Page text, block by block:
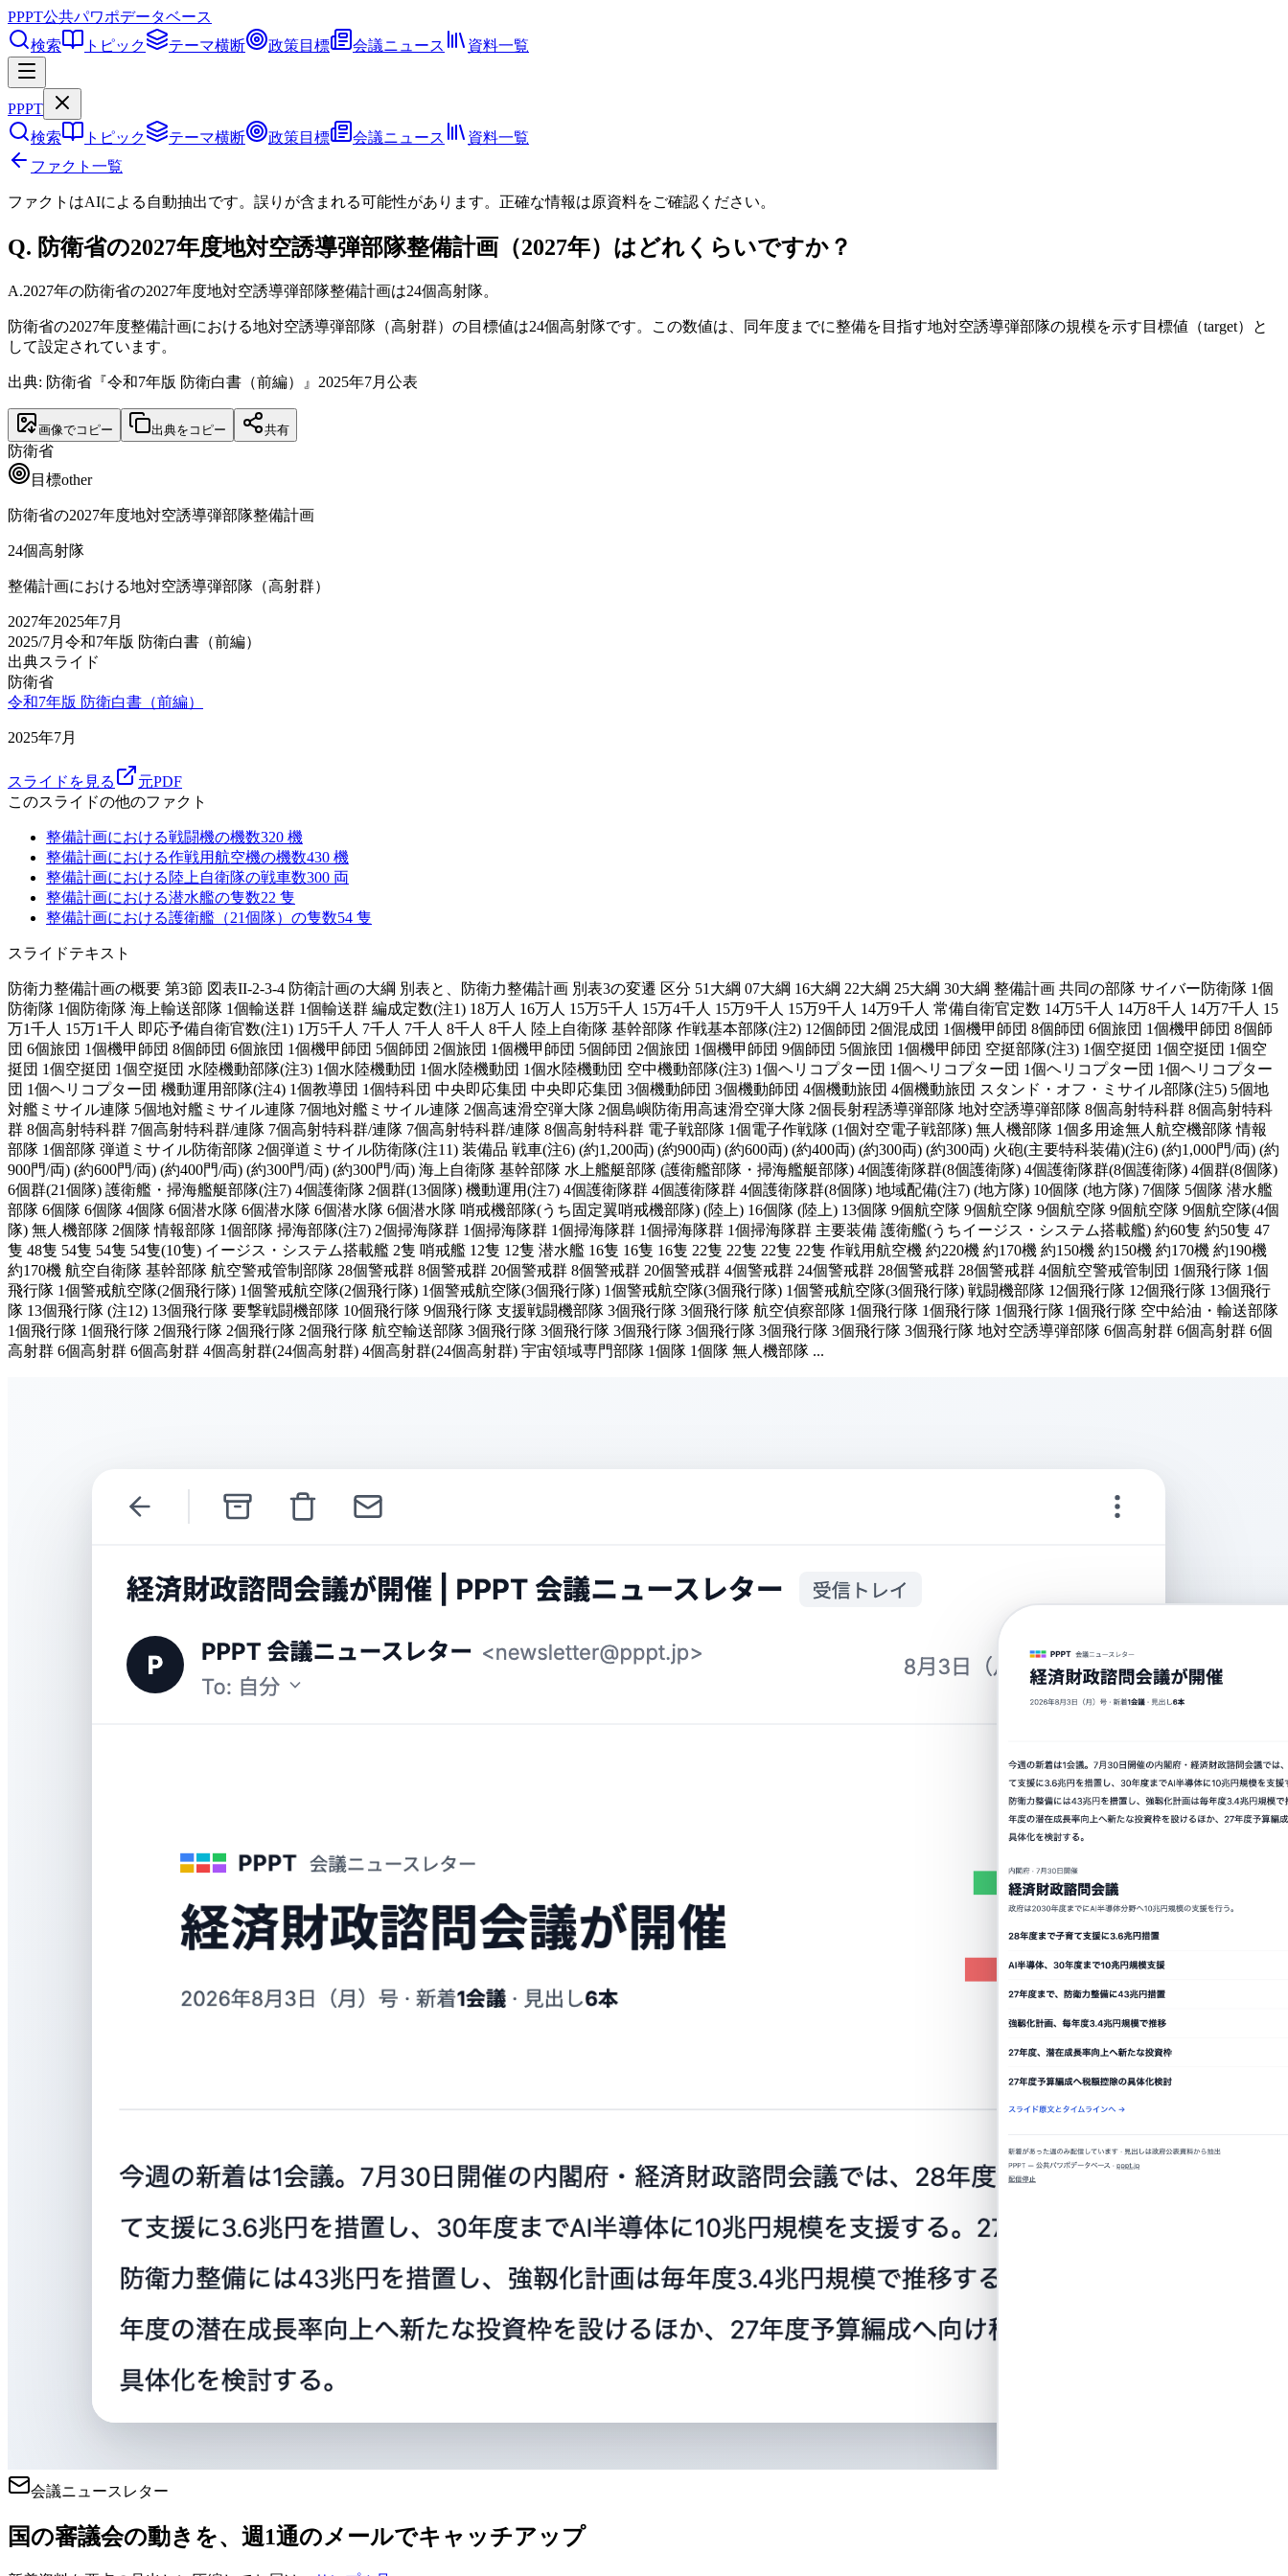
PPPT公共パワポデータベース
検索
トピック テーマ横断 政策目標 会議ニュース 資料一覧
PPPT
検索
トピック テーマ横断 政策目標 会議ニュース
資料一覧
ファクト一覧
ファクトはAIによる自動抽出です。誤りが含まれる可能性があります。正確な情報は原資料をご確認ください。
Q. 防衛省の2027年度地対空誘導弾部隊整備計画（2027年）はどれくらいですか？
A.2027年の防衛省の2027年度地対空誘導弾部隊整備計画は24個高射隊。
防衛省の2027年度整備計画における地対空誘導弾部隊（高射群）の目標値は24個高射隊です。この数値は、同年度までに整備を目指す地対空誘導弾部隊の規模を示す目標値（target）と
して設定されています。
出典: 防衛省『令和7年版 防衛白書（前編）』2025年7月公表
画像でコピー 出典をコピー 共有
防衛省
目標other
防衛省の2027年度地対空誘導弾部隊整備計画
24個高射隊
整備計画における地対空誘導弾部隊（高射群）
2027年2025年7月
2025/7月 令和7年版 防衛白書（前編）
出典スライド
防衛省
令和7年版 防衛白書（前編）
2025年7月
スライドを見る
元PDF
このスライドの他のファクト
整備計画における戦闘機の機数320 機
整備計画における作戦用航空機の機数430 機
整備計画における陸上自衛隊の戦車数300 両
整備計画における潜水艦の隻数22 隻
整備計画における護衛艦（21個隊）の隻数54 隻
スライドテキスト
防衛力整備計画の概要 第3節 図表II-2-3-4 防衛計画の大綱 別表と、防衛力整備計画 別表3の変遷 区分 51大綱 07大綱 16大綱 22大綱 25大綱 30大綱 整備計画 共同の部隊 サイバー防衛隊 1個
防衛隊 1個防衛隊 海上輸送部隊 1個輸送群 1個輸送群 編成定数(注1) 18万人 16万人 15万5千人 15万4千人 15万9千人 15万9千人 14万9千人 常備自衛官定数 14万5千人 14万8千人 14万7千人 15
万1千人 15万1千人 即応予備自衛官数(注1) 1万5千人 7千人 7千人 8千人 8千人 陸上自衛隊 基幹部隊 作戦基本部隊(注2) 12個師団 2個混成団 1個機甲師団 8個師団 6個旅団 1個機甲師団 8個師
団 6個旅団 1個機甲師団 8個師団 6個旅団 1個機甲師団 5個師団 2個旅団 1個機甲師団 5個師団 2個旅団 1個機甲師団 9個師団 5個旅団 1個機甲師団 空挺部隊(注3) 1個空挺団 1個空挺団 1個空
挺団 1個空挺団 1個空挺団 水陸機動部隊(注3) 1個水陸機動団 1個水陸機動団 1個水陸機動団 空中機動部隊(注3) 1個ヘリコプター団 1個ヘリコプター団 1個ヘリコプター団 1個ヘリコプター
団 1個ヘリコプター団 機動運用部隊(注4) 1個教導団 1個特科団 中央即応集団 中央即応集団 3個機動師団 3個機動師団 4個機動旅団 4個機動旅団 スタンド・オフ・ミサイル部隊(注5) 5個地
対艦ミサイル連隊 5個地対艦ミサイル連隊 7個地対艦ミサイル連隊 2個高速滑空弾大隊 2個島嶼防衛用高速滑空弾大隊 2個長射程誘導弾部隊 地対空誘導弾部隊 8個高射特科群 8個高射特科
群 8個高射特科群 7個高射特科群/連隊 7個高射特科群/連隊 7個高射特科群/連隊 8個高射特科群 電子戦部隊 1個電子作戦隊 (1個対空電子戦部隊) 無人機部隊 1個多用途無人航空機部隊 情報
部隊 1個部隊 弾道ミサイル防衛部隊 2個弾道ミサイル防衛隊(注11) 装備品 戦車(注6) (約1,200両) (約900両) (約600両) (約400両) (約300両) (約300両) 火砲(主要特科装備)(注6) (約1,000門/両) (約
900門/両) (約600門/両) (約400門/両) (約300門/両) (約300門/両) 海上自衛隊 基幹部隊 水上艦艇部隊 (護衛艦部隊・掃海艦艇部隊) 4個護衛隊群(8個護衛隊) 4個護衛隊群(8個護衛隊) 4個群(8個隊)
6個群(21個隊) 護衛艦・掃海艦艇部隊(注7) 4個護衛隊 2個群(13個隊) 機動運用(注7) 4個護衛隊群 4個護衛隊群 4個護衛隊群(8個隊) 地域配備(注7) (地方隊) 10個隊 (地方隊) 7個隊 5個隊 潜水艦
部隊 6個隊 6個隊 4個隊 6個潜水隊 6個潜水隊 6個潜水隊 6個潜水隊 哨戒機部隊(うち固定翼哨戒機部隊) (陸上) 16個隊 (陸上) 13個隊 9個航空隊 9個航空隊 9個航空隊 9個航空隊 9個航空隊(4個
隊) 無人機部隊 2個隊 情報部隊 1個部隊 掃海部隊(注7) 2個掃海隊群 1個掃海隊群 1個掃海隊群 1個掃海隊群 1個掃海隊群 主要装備 護衛艦(うちイージス・システム搭載艦) 約60隻 約50隻 47
隻 48隻 54隻 54隻 54隻(10隻) イージス・システム搭載艦 2隻 哨戒艦 12隻 12隻 潜水艦 16隻 16隻 16隻 22隻 22隻 22隻 22隻 作戦用航空機 約220機 約170機 約150機 約150機 約170機 約190機
約170機 航空自衛隊 基幹部隊 航空警戒管制部隊 28個警戒群 8個警戒群 20個警戒群 8個警戒群 20個警戒群 4個警戒群 24個警戒群 28個警戒群 28個警戒群 4個航空警戒管制団 1個飛行隊 1個
飛行隊 1個警戒航空隊(2個飛行隊) 1個警戒航空隊(2個飛行隊) 1個警戒航空隊(3個飛行隊) 1個警戒航空隊(3個飛行隊) 1個警戒航空隊(3個飛行隊) 戦闘機部隊 12個飛行隊 12個飛行隊 13個飛行
隊 13個飛行隊 (注12) 13個飛行隊 要撃戦闘機部隊 10個飛行隊 9個飛行隊 支援戦闘機部隊 3個飛行隊 3個飛行隊 航空偵察部隊 1個飛行隊 1個飛行隊 1個飛行隊 1個飛行隊 空中給油・輸送部隊
1個飛行隊 1個飛行隊 2個飛行隊 2個飛行隊 2個飛行隊 航空輸送部隊 3個飛行隊 3個飛行隊 3個飛行隊 3個飛行隊 3個飛行隊 3個飛行隊 3個飛行隊 地対空誘導弾部隊 6個高射群 6個高射群 6個
高射群 6個高射群 6個高射群 4個高射群(24個高射群) 4個高射群(24個高射群) 宇宙領域専門部隊 1個隊 1個隊 無人機部隊 ...
会議ニュースレター
国の審議会の動きを、週1通のメールでキャッチアップ